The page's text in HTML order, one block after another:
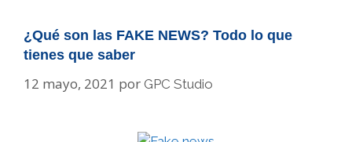
¿Qué son las FAKE NEWS? Todo lo que
tienes que saber
12 mayo, 2021 por GPC Studio